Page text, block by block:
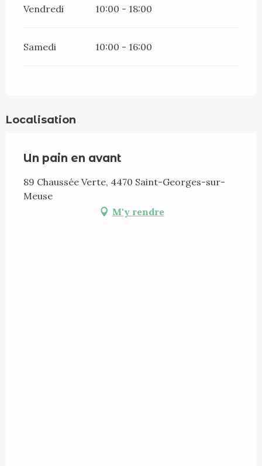
Vendredi 10:00 - 18:00
Samedi 10:00 - 16:00
Localisation
Un pain en avant
89 Chaussée Verte, 4470 Saint-Georges-sur-
Meuse
M'y rendre